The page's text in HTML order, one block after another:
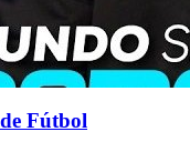
Fútbol